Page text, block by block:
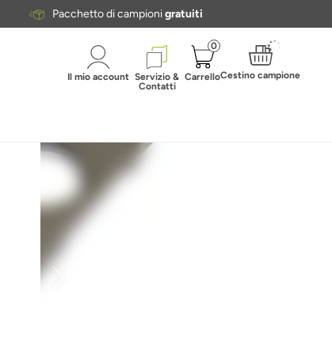
Pacchetto di campionigratuiti
Il mio account Servizio &
Contatti
0
CarrelloCestino campione